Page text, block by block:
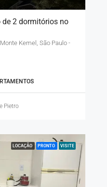
2 dormitórios no
Kemel, São Paulo -
Pietro
LOCAÇÃO PRONTO VISITE